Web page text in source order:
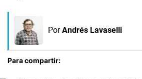
Por Andrés Lavaselli
Para compartir: